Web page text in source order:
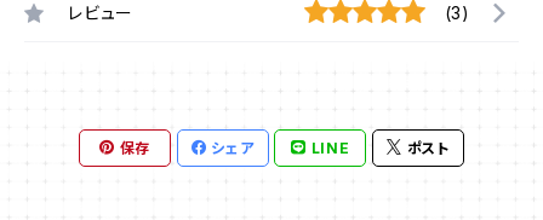
レビュー (3)
保存 シェア LINE ポスト